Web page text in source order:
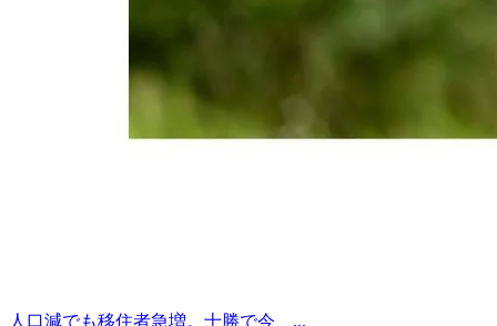
人口減でも移住者急増。十勝で今、...